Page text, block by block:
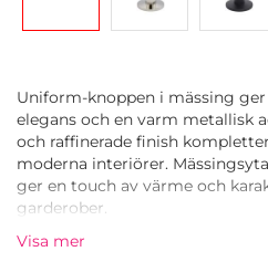
Uniform-knoppen i mässing
elegans och en varm metallisk
och raffinerade finish
moderna interiörer.
ger en touch av värme och
garderober.
Knoppen är tillverkad av
Visa mer